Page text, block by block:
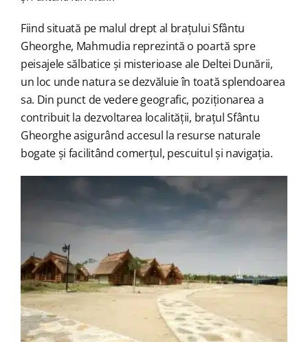
Fiind situată pe malul drept al brațului Sfântu
Gheorghe, Mahmudia reprezintă o poartă spre
peisajele sălbatice și misterioase ale Deltei Dunării,
un loc unde natura se dezvăluie în toată splendoarea
sa. Din punct de vedere geografic, poziționarea a
contribuit la dezvoltarea localității, brațul Sfântu
Gheorghe asigurând accesul la resurse naturale
bogate și facilitând comerțul, pescuitul și navigația.